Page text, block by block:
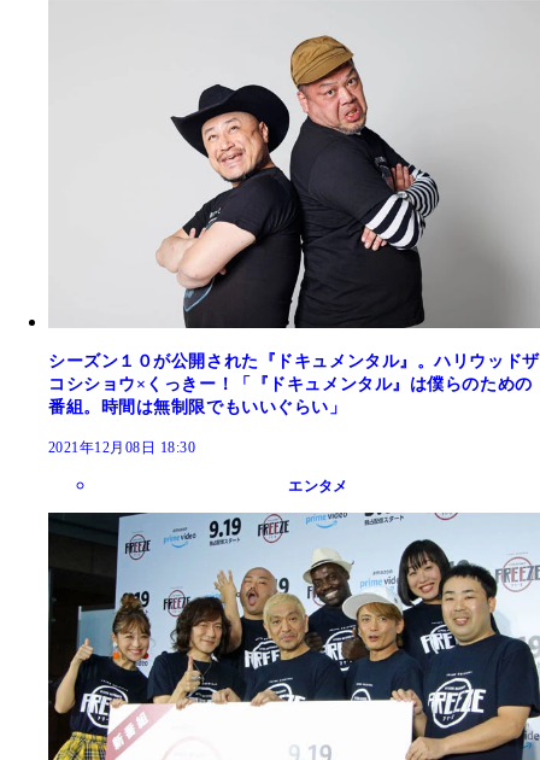
シーズン１０が公開された『ドキュメンタル』。ハリウッドザ
コシショウ×くっきー！「『ドキュメンタル』は僕らのための
番組。時間は無制限でもいいぐらい」
2021年12月08日 18:30
エンタメ